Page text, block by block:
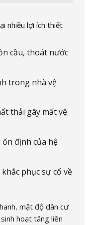
nhiều lợi ích thiết
cầu, thoát nước
trong nhà vệ
thải gây mất vệ
định của hệ
phục sự cố về
mật độ dân cư
hoạt tăng liên